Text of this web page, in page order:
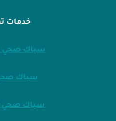
خدمات
سباك صحي
سباك
سباك صحي